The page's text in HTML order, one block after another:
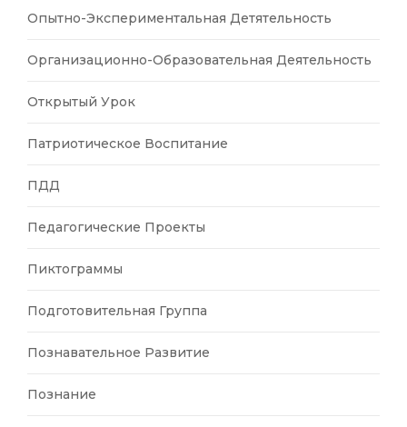
Опытно-Экспериментальная Детятельность
Организационно-Образовательная Деятельность
Открытый Урок
Патриотическое Воспитание
ПДД
Педагогические Проекты
Пиктограммы
Подготовительная Группа
Познавательное Развитие
Познание